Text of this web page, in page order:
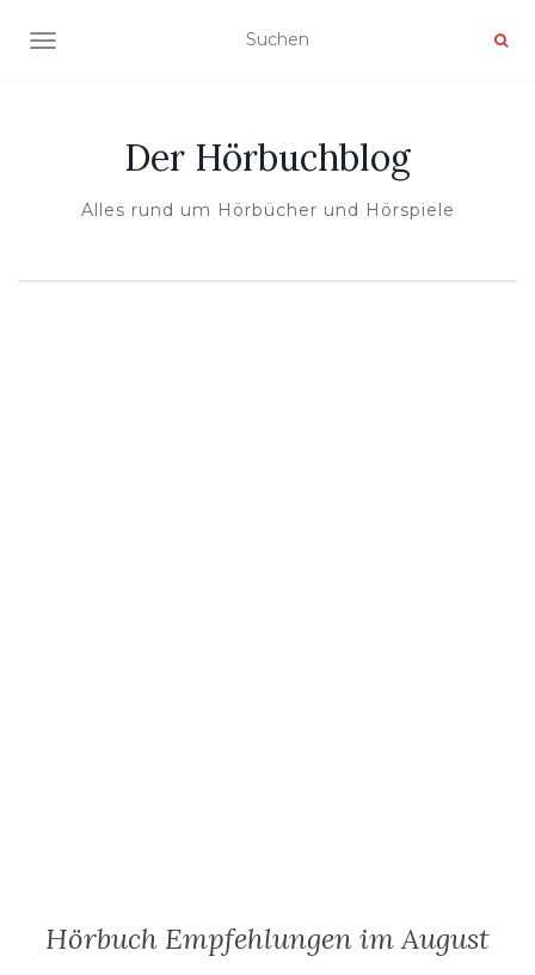
NAVIGATION UMSCHALTEN
Der Hörbuchblog
Alles rund um Hörbücher und Hörspiele
Hörbuch Empfehlungen im August